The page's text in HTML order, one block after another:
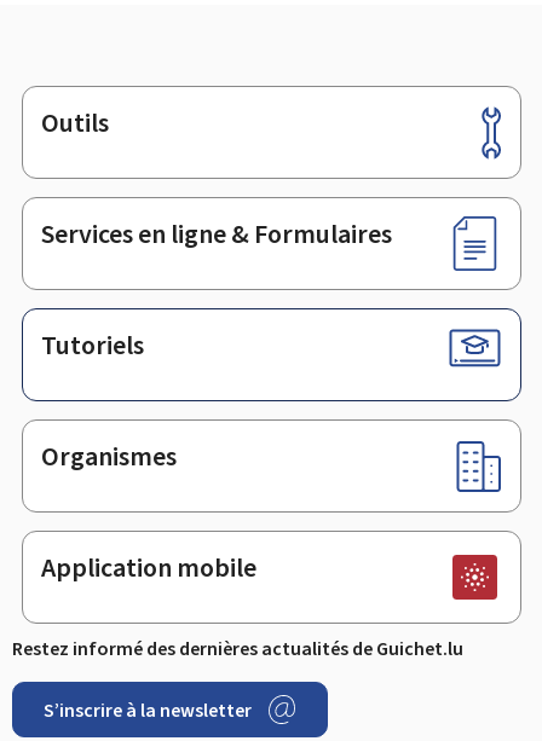
Pied
de
page
Outils
Services en ligne & Formulaires
Tutoriels
Organismes
Application mobile
Restez informé des dernières actualités de Guichet.lu
S’inscrire à la newsletter